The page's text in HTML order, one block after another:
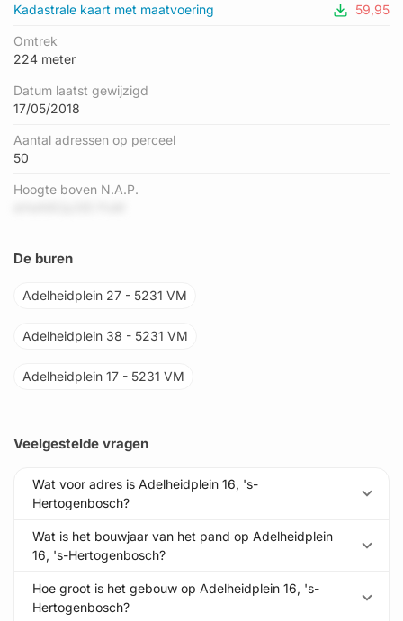
Kadastrale kaart met maatvoering
59,95
Omtrek
224 meter
Datum laatst gewijzigd
17/05/2018
Aantal adressen op perceel
50
Hoogte boven N.A.P.
De buren
Adelheidplein 27 - 5231 VM
Adelheidplein 38 - 5231 VM
Adelheidplein 17 - 5231 VM
Veelgestelde vragen
Wat voor adres is Adelheidplein 16, 's-
Hertogenbosch?
Wat is het bouwjaar van het pand op Adelheidplein
16, 's-Hertogenbosch?
Hoe groot is het gebouw op Adelheidplein 16, 's-
Hertogenbosch?